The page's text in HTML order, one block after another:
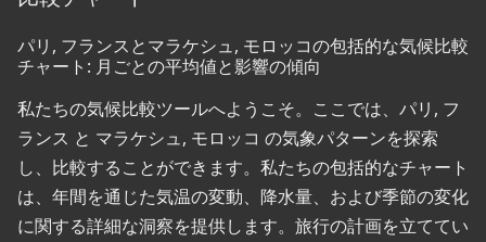
パリ, フランスとマラケシュ, モロッコの包括的な気候比較
チャート: 月ごとの平均値と影響の傾向
私たちの気候比較ツールへようこそ。ここでは、パリ, フ
ランス と マラケシュ, モロッコ の気象パターンを探索
し、比較することができます。私たちの包括的なチャート
は、年間を通じた気温の変動、降水量、および季節の変化
に関する詳細な洞察を提供します。旅行の計画を立ててい